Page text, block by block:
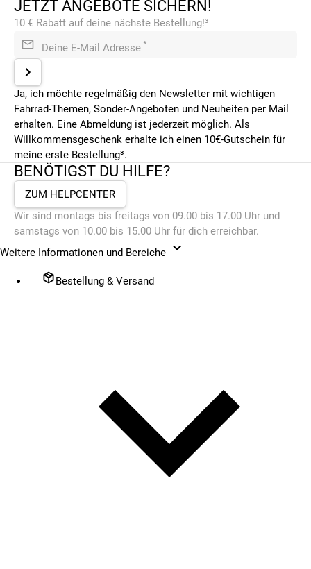
JETZT ANGEBOTE SICHERN!
10 € Rabatt auf deine nächste Bestellung!³
Deine E-Mail Adresse *
Ja, ich möchte regelmäßig den Newsletter mit wichtigen
Fahrrad-Themen, Sonder-Angeboten und Neuheiten per Mail
erhalten. Eine Abmeldung ist jederzeit möglich. Als
Willkommensgeschenk erhalte ich einen 10€-Gutschein für
meine erste Bestellung³.
BENÖTIGST DU HILFE?
ZUM HELPCENTER
Wir sind montags bis freitags von 09.00 bis 17.00 Uhr und
samstags von 10.00 bis 15.00 Uhr für dich erreichbar.
Weitere Informationen und Bereiche
Bestellung & Versand